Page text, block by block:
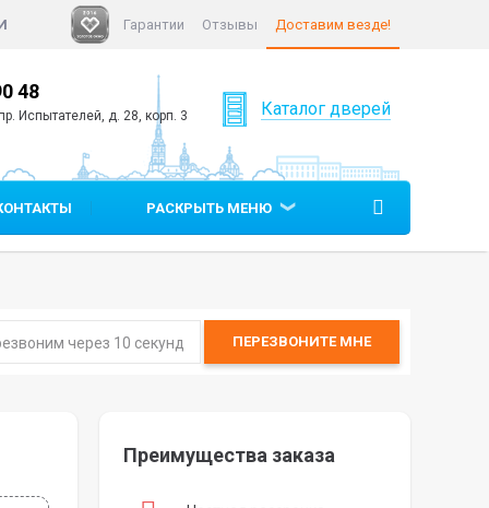
Гарантии Отзывы Доставим везде!
48
Испытателей, д. 28, корп. 3
+7 (812)
Каталог дверей
РАСКРЫТЬ МЕНЮ
ПЕРЕЗВОНИТЕМНЕ
Преимущества заказа